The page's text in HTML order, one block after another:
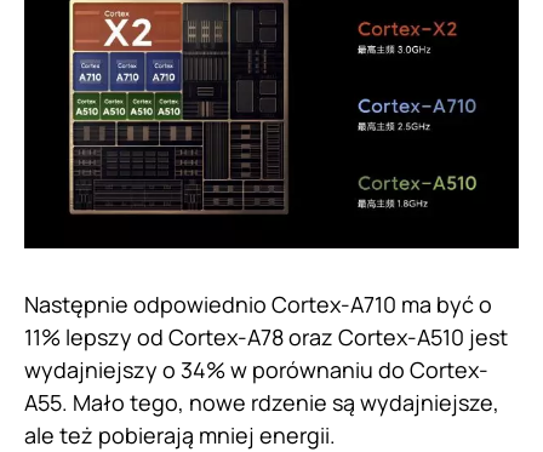
Następnie odpowiednio Cortex-A710 ma być o
11% lepszy od Cortex-A78 oraz Cortex-A510 jest
wydajniejszy o 34% w porównaniu do Cortex-
A55. Mało tego, nowe rdzenie są wydajniejsze,
ale też pobierają mniej energii.